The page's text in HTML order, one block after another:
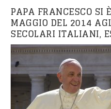
PAPA FRANCESCO SI
MAGGIO DEL 2014
SECOLARI ITALIANI,